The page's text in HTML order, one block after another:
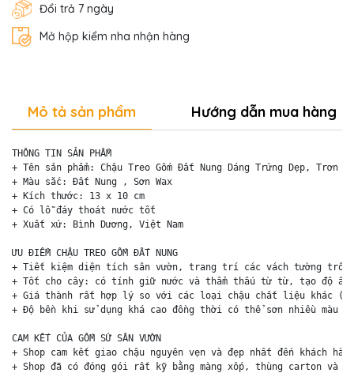
Đổi trả 7 ngày
Mở hộp kiểm nha nhận hàng
Mô tả sản phẩm Hướng dẫn mua hàng
THÔNG TIN SẢN PHẨM
+ Tên sản phẩm: Chậu Treo Gốm Đất Nung Dáng Trứng Dẹp, Trơn
+ Màu sắc: Đất Nung , Sơn Wax
+ Kích thước: 13 x 10 cm
+ Có lỗ đáy thoát nước tốt
+ Xuất xứ: Bình Dương, Việt Nam
ƯU ĐIỂM CHẬU TREO GỐM ĐẤT NUNG
+ Tiết kiệm diện tích sân vườn, trang trí các vách tường
+ Tốt cho cây: có tính giữ nước và thẩm thấu từ từ, tạo độ ẩm
+ Giá thành rất hợp lý so với các loại chậu chất liệu khác
+ Độ bền khi sử dụng khá cao đồng thời có thể sơn nhiều màu
CAM KẾT CỦA GỐM SỨ SÂN VƯỜN
+ Shop cam kết giao chậu nguyên vẹn và đẹp nhất đến khách hàng
+ Shop đã có đóng gói rất kỹ bằng màng xốp, thùng carton và